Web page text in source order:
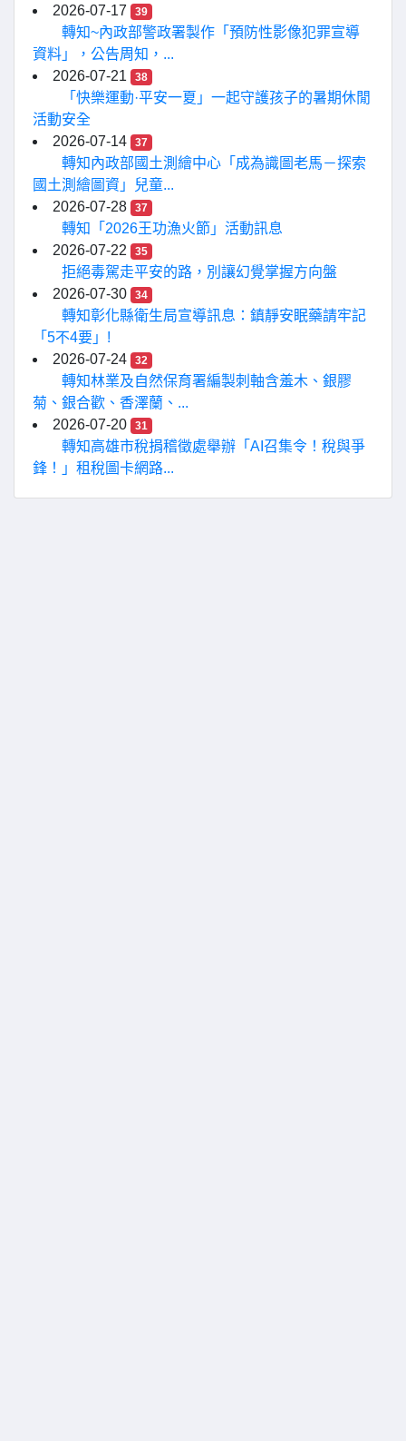
2026-07-17
39
轉知~內政部警政署製作「預防性影像犯罪宣導
資料」，公告周知，...
2026-07-21
38
「快樂運動·平安一夏」一起守護孩子的暑期休閒
活動安全
2026-07-14
37
轉知內政部國土測繪中心「成為識圖老馬－探索
國土測繪圖資」兒童...
2026-07-28
37
轉知「2026王功漁火節」活動訊息
2026-07-22
35
拒絕毒駕走平安的路，別讓幻覺掌握方向盤
2026-07-30
34
轉知彰化縣衛生局宣導訊息：鎮靜安眠藥請牢記
「5不4要」!
2026-07-24
32
轉知林業及自然保育署編製刺軸含羞木、銀膠
菊、銀合歡、香澤蘭、...
2026-07-20
31
轉知高雄市稅捐稽徵處舉辦「AI召集令！稅與爭
鋒！」租稅圖卡網路...